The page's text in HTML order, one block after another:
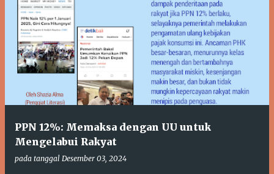
PPN 12%: Memaksa dengan UU untuk
Mengelabui Rakyat
pada tanggal Desember 03, 2024